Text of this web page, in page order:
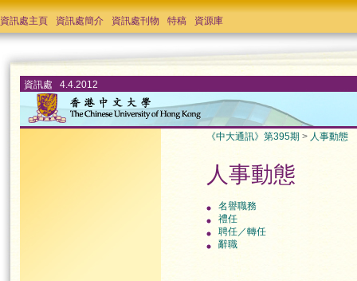
資訊處主頁 資訊處簡介 資訊處刊物 特稿 資源庫
資訊處 4.4.2012
《中大通訊》第395期 > 人事動態
人事動態
名譽職務
禮任
聘任／轉任
辭職